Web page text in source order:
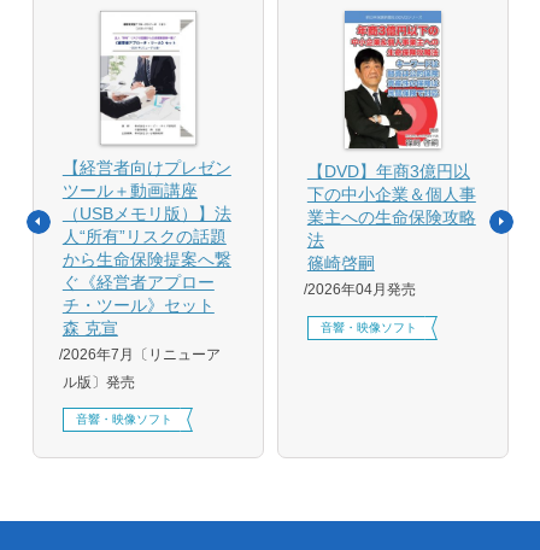
【経営者向けプレゼン
ツール＋動画講座
（USBメモリ版）】法
人“所有”リスクの話題
から生命保険提案へ繋
ぐ《経営者アプロー
チ・ツール》セット
森 克宣
2026年7月〔リニューア
ル版〕発売
音響・映像ソフト
【DVD】年商3億円以
下の中小企業＆個人事
業主への生命保険攻略
法
篠崎啓嗣
2026年04月発売
音響・映像ソフト